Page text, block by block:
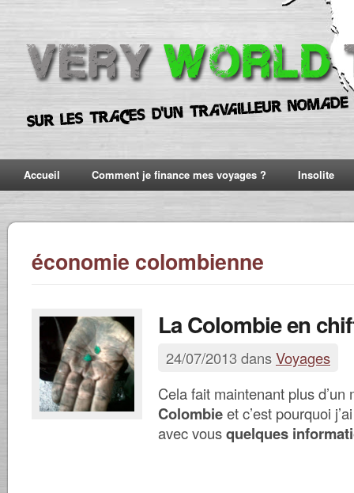
Accueil Comment je finance mes voyages ? Insolite
économie colombienne
La Colombie en
24/07/2013 dansVoyages
Cela fait maintenant plus d’un
Colombieet c’est pourquoi
avec vousquelques